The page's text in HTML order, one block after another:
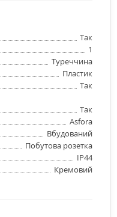
Так
1
Туреччина
Пластик
Так
Так
Asfora
Вбудований
Побутова розетка
IP44
Кремовий